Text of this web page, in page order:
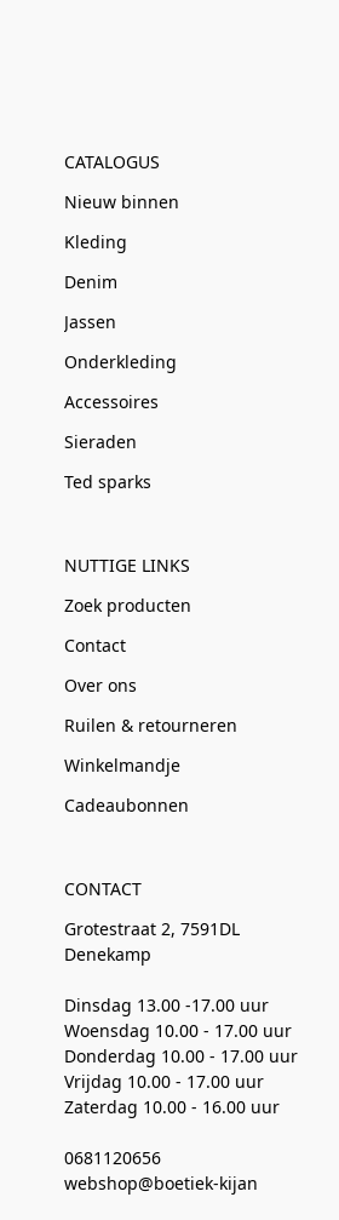
CATALOGUS
Nieuw binnen
Kleding
Denim
Jassen
Onderkleding
Accessoires
Sieraden
Ted sparks
NUTTIGE LINKS
Zoek producten
Contact
Over ons
Ruilen & retourneren
Winkelmandje
Cadeaubonnen
CONTACT
Grotestraat 2, 7591DL
Denekamp
Dinsdag 13.00 -17.00 uur
Woensdag 10.00 - 17.00 uur
Donderdag 10.00 - 17.00 uur
Vrijdag 10.00 - 17.00 uur
Zaterdag 10.00 - 16.00 uur
0681120656
webshop@boetiek-kijan